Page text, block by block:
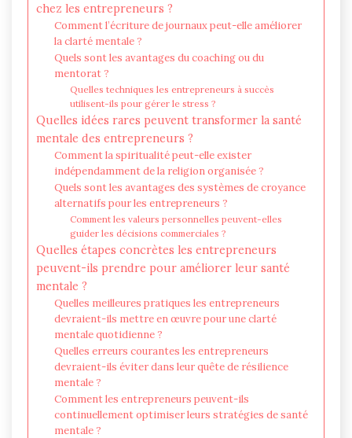
chez les entrepreneurs ?
Comment l’écriture de journaux peut-elle améliorer
la clarté mentale ?
Quels sont les avantages du coaching ou du
mentorat ?
Quelles techniques les entrepreneurs à succès
utilisent-ils pour gérer le stress ?
Quelles idées rares peuvent transformer la santé
mentale des entrepreneurs ?
Comment la spiritualité peut-elle exister
indépendamment de la religion organisée ?
Quels sont les avantages des systèmes de croyance
alternatifs pour les entrepreneurs ?
Comment les valeurs personnelles peuvent-elles
guider les décisions commerciales ?
Quelles étapes concrètes les entrepreneurs
peuvent-ils prendre pour améliorer leur santé
mentale ?
Quelles meilleures pratiques les entrepreneurs
devraient-ils mettre en œuvre pour une clarté
mentale quotidienne ?
Quelles erreurs courantes les entrepreneurs
devraient-ils éviter dans leur quête de résilience
mentale ?
Comment les entrepreneurs peuvent-ils
continuellement optimiser leurs stratégies de santé
mentale ?